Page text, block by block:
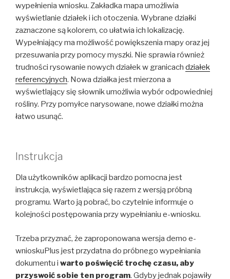
wypełnienia wniosku. Zakładka mapa umożliwia
wyświetlanie działek i ich otoczenia. Wybrane działki
zaznaczone są kolorem, co ułatwia ich lokalizację.
Wypełniający ma możliwość powiększenia mapy oraz jej
przesuwania przy pomocy myszki. Nie sprawia również
trudności rysowanie nowych działek w granicach działek
referencyjnych. Nowa działka jest mierzona a
wyświetlający się słownik umożliwia wybór odpowiedniej
rośliny. Przy pomyłce narysowane, nowe działki można
łatwo usunąć.
Instrukcja
Dla użytkowników aplikacji bardzo pomocna jest
instrukcja, wyświetlająca się razem z wersją próbną
programu. Warto ją pobrać, bo czytelnie informuje o
kolejności postępowania przy wypełnianiu e-wniosku.
Trzeba przyznać, że zaproponowana wersja demo e-
wnioskuPlus jest przydatna do próbnego wypełniania
dokumentu i warto poświęcić trochę czasu, aby
przyswoić sobie ten program. Gdyby jednak pojawiły